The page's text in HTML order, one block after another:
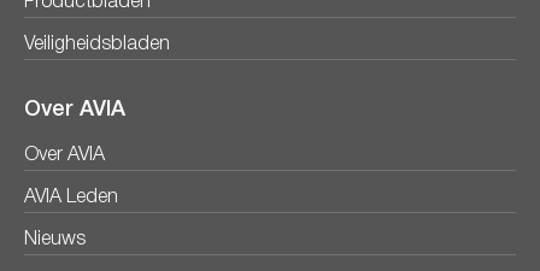
Veiligheidsbladen
Over AVIA
Over AVIA
AVIA Leden
Nieuws